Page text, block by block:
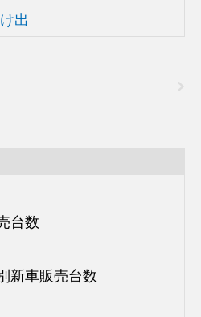
出
台数
新車販売台数